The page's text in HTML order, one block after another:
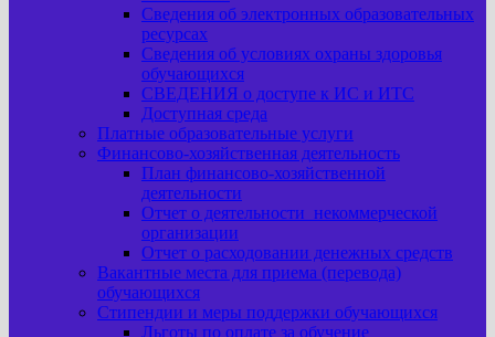
Сведения об электронных образовательных
ресурсах
Сведения об условиях охраны здоровья
обучающихся
СВЕДЕНИЯ о доступе к ИС и ИТС
Доступная среда
Платные образовательные услуги
Финансово-хозяйственная деятельность
План финансово-хозяйственной
деятельности
Отчет о деятельности некоммерческой
организации
Отчет о расходовании денежных средств
Вакантные места для приема (перевода)
обучающихся
Стипендии и меры поддержки обучающихся
Льготы по оплате за обучение